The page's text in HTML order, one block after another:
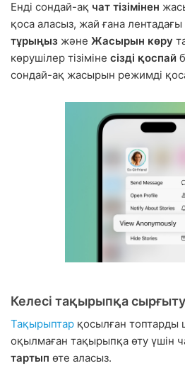
Енді сондай-ақ чат тізімінен
қоса аласыз, жай ғана
тұрыңыз және Жасырын көру
көрушілер тізіміне сізді қоспай
сондай-ақ жасырын режимді
Келесі тақырыпқа сырғыту
Тақырыптар қосылған топтарды
оқылмаған тақырыпқа өту үшін
тартып өте аласыз.